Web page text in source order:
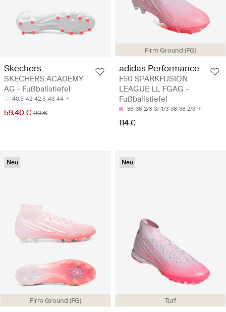
Skechers
SKECHERS ACADEMY
AG - Fußballstiefel
40.5 42 42.5 43 44
59.40 € 99 €
Firm Ground (FG)
adidas Performance
F50 SPARKFUSION
LEAGUE LL FGAG -
Fußballstiefel
36 36 2/3 37 1/3 38 38 2/3
114 €
Firm Ground (FG)
Neu
Turf
Neu